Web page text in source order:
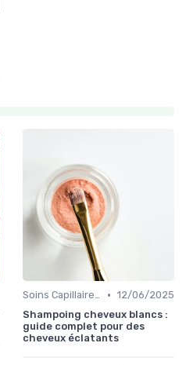
Soins Capillaires Bio • 12/06/2025
Shampoing cheveux blancs :
guide complet pour des
cheveux éclatants